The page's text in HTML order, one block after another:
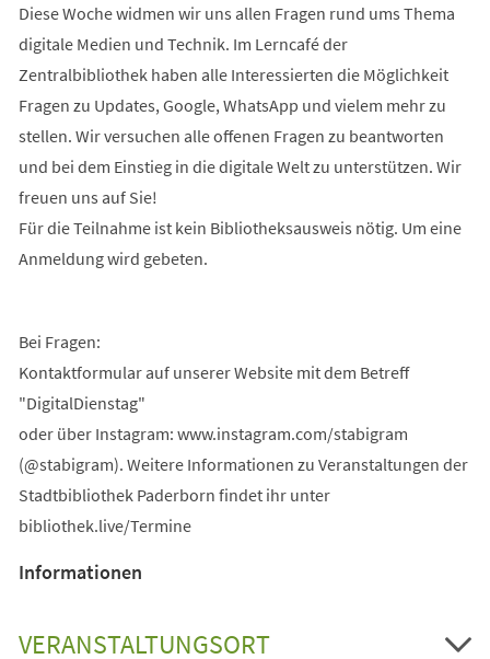
Diese Woche widmen wir uns allen Fragen rund ums Thema
digitale Medien und Technik. Im Lerncafé der
Zentralbibliothek haben alle Interessierten die Möglichkeit
Fragen zu Updates, Google, WhatsApp und vielem mehr zu
stellen. Wir versuchen alle offenen Fragen zu beantworten
und bei dem Einstieg in die digitale Welt zu unterstützen. Wir
freuen uns auf Sie!
Für die Teilnahme ist kein Bibliotheksausweis nötig. Um eine
Anmeldung wird gebeten.
Bei Fragen:
Kontaktformular auf unserer Website mit dem Betreff
"DigitalDienstag"
oder über Instagram: www.instagram.com/stabigram
(@stabigram). Weitere Informationen zu Veranstaltungen der
Stadtbibliothek Paderborn findet ihr unter
bibliothek.live/Termine
Informationen
VERANSTALTUNGSORT